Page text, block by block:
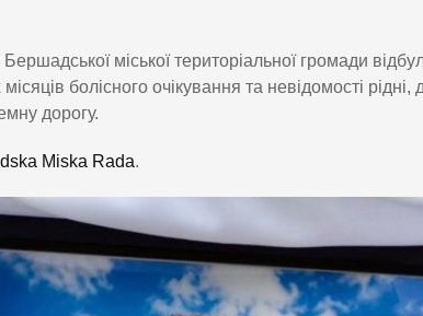
міської територіальної громади
болісного очікування та невідомості рідні,
дорогу.
Miska Rada.